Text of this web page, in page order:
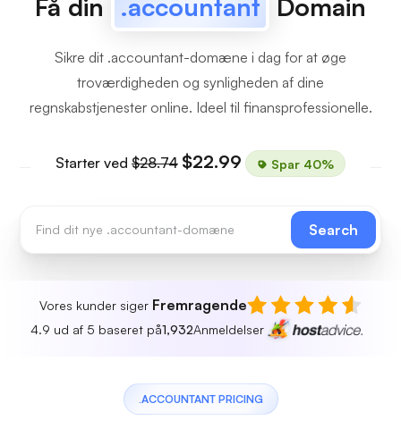
Få din .accountant Domain
Sikre dit .accountant-domæne i dag for at øge
troværdigheden og synligheden af dine
regnskabstjenester online. Ideel til finansprofessionelle.
Starter ved $28.74 $22.99 Spar 40%
Search
Vores kunder siger Fremragende
4.9 ud af 5 baseret på1,932Anmeldelser
.ACCOUNTANT PRICING